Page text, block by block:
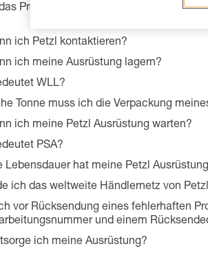
Produktdatenblatt zu den
ich Petzl kontaktieren?
ich meine Ausrüstung lagern?
WLL?
Tonne muss ich die Verpackung
ich meine Petzl Ausrüstung warten?
PSA?
Lebensdauer hat meine Petzl
ich das weltweite Händlernetz von
vor Rücksendung eines fehlerhaften
und einem
ich meine Ausrüstung?